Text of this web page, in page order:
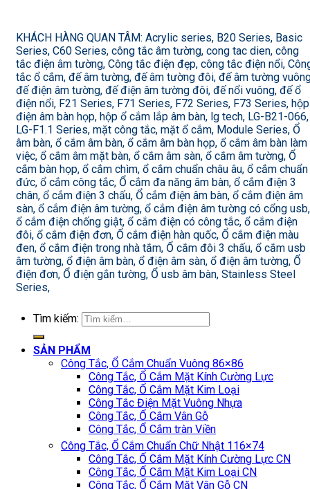
KHÁCH HÀNG QUAN TÂM: Acrylic series, B20 Series, Basic
Series, C60 Series, công tắc âm tường, cong tac dien, công
tắc điện âm tường, Công tắc điện đẹp, công tắc điện nổi,
tắc ổ cắm, đế âm tường, đế âm tường đôi, đế âm tường
đế điện âm tường, đế điện âm tường đôi, đế nổi vuông, đế ổ
điện nổi, F21 Series, F71 Series, F72 Series, F73 Series, hộp
điện âm bàn họp, hộp ổ cắm lắp âm bàn, lg tech, LG-B21-066,
LG-F1.1 Series, mặt công tắc, mặt ổ cắm, Module Series, Ổ
âm bàn, ổ cắm âm bàn, ổ cắm âm bàn họp, ổ cắm âm bàn làm
việc, ổ cắm âm mặt bàn, ổ cắm âm sàn, ổ cắm âm tường, Ổ
cắm bàn họp, ổ cắm chìm, ổ cắm chuẩn châu âu, ổ cắm chuẩn
đức, ổ cắm công tắc, Ổ cắm đa năng âm bàn, ổ cắm điện 3
chân, ổ cắm điện 3 chấu, Ổ cắm điện âm bàn, ổ cắm điện âm
sàn, ổ cắm điện âm tường, ổ cắm điện âm tường có cổng usb,
ổ cắm điện chống giật, ổ cắm điện có công tắc, ổ cắm điện
đôi, ổ cắm điện đơn, Ổ cắm điện hàn quốc, Ổ cắm điện màu
đen, ổ cắm điện trong nhà tắm, Ổ cắm đôi 3 chấu, ổ cắm usb
âm tường, ổ điện âm bàn, ổ điện âm sàn, ổ điện âm tường, Ổ
điện đơn, Ổ điện gắn tường, Ổ usb âm bàn, Stainless Steel
Series,
Tìm kiếm:
SẢN PHẨM
Công Tắc, Ổ Cắm Chuẩn Vuông 86×86
Công Tắc, Ổ Cắm Mặt Kính Cường Lực
Công Tắc, Ổ Cắm Mặt Kim Loại
Công Tắc Điện Mặt Vuông Nhựa
Công Tắc, Ổ Cắm Vân Gỗ
Công Tắc, Ổ Cắm tràn Viền
Công Tắc, Ổ Cắm Chuẩn Chữ Nhật 116×74
Công Tắc, Ổ Cắm Mặt Kính Cường Lực CN
Công Tắc, Ổ Cắm Mặt Kim Loại CN
Công Tắc, Ổ Cắm Mặt Vân Gỗ CN